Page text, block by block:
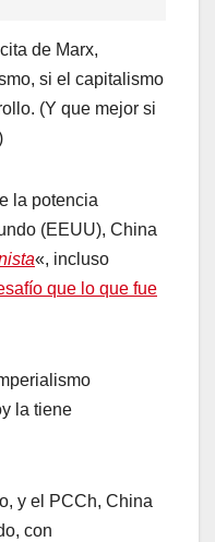
de Marx,
si el capitalismo
(Y que mejor si
la potencia
(EEUU), China
«, incluso
que lo que fue
la tiene
y el PCCh, China
con